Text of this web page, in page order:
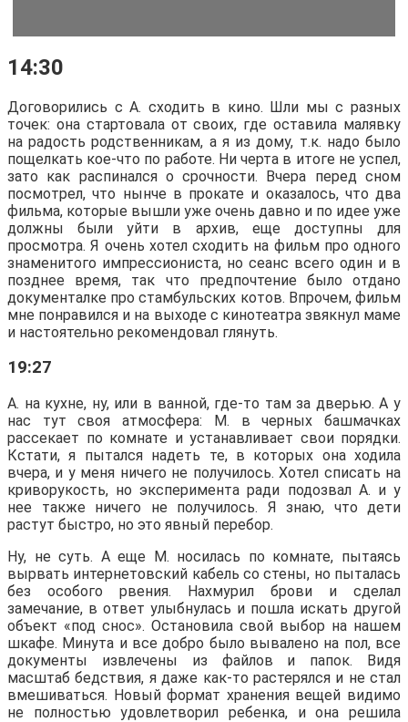
14:30
Договорились с А. сходить в кино. Шли мы с разных
точек: она стартовала от своих, где оставила малявку
на радость родственникам, а я из дому, т.к. надо было
пощелкать кое-что по работе. Ни черта в итоге не успел,
зато как распинался о срочности. Вчера перед сном
посмотрел, что нынче в прокате и оказалось, что два
фильма, которые вышли уже очень давно и по идее уже
должны были уйти в архив, еще доступны для
просмотра. Я очень хотел сходить на фильм про одного
знаменитого импрессиониста, но сеанс всего один и в
позднее время, так что предпочтение было отдано
документалке про стамбульских котов. Впрочем, фильм
мне понравился и на выходе с кинотеатра звякнул маме
и настоятельно рекомендовал глянуть.
19:27
А. на кухне, ну, или в ванной, где-то там за дверью. А у
нас тут своя атмосфера: М. в черных башмачках
рассекает по комнате и устанавливает свои порядки.
Кстати, я пытался надеть те, в которых она ходила
вчера, и у меня ничего не получилось. Хотел списать на
криворукость, но эксперимента ради подозвал А. и у
нее также ничего не получилось. Я знаю, что дети
растут быстро, но это явный перебор.
Ну, не суть. А еще М. носилась по комнате, пытаясь
вырвать интернетовский кабель со стены, но пыталась
без особого рвения. Нахмурил брови и сделал
замечание, в ответ улыбнулась и пошла искать другой
объект «под снос». Остановила свой выбор на нашем
шкафе. Минута и все добро было вывалено на пол, все
документы извлечены из файлов и папок. Видя
масштаб бедствия, я даже как-то растерялся и не стал
вмешиваться. Новый формат хранения вещей видимо
не полностью удовлетворил ребенка, и она решила